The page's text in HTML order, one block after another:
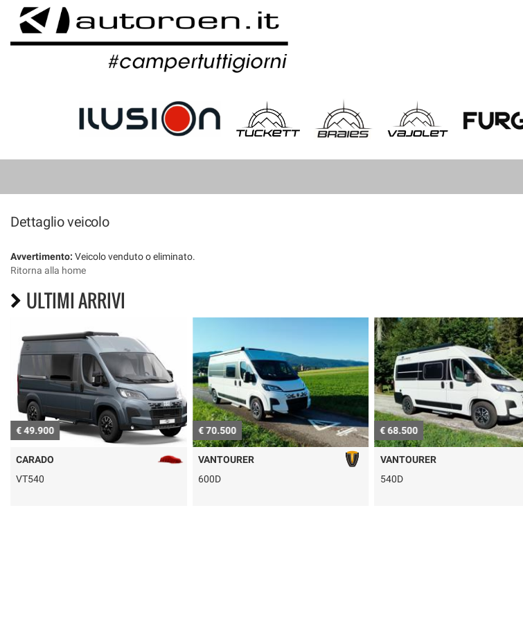
HOME
Dettaglio veicolo
Avvertimento: Veicolo venduto o eliminato.
Ritorna alla home
ULTIMI ARRIVI
€ 49.900
CARADO
VT540
€ 70.500
VANTOURER
600D
€ 68.500
VANTOURER
540D